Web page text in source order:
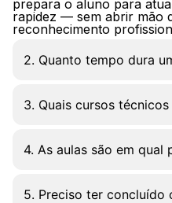
prepara o aluno para
rapidez — sem abrir mão
reconhecimento
2. Quanto tempo dura
3. Quais cursos
4. As aulas são em qual
5. Preciso ter concluído